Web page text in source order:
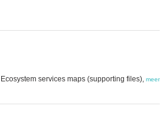
services maps (supporting files), meer